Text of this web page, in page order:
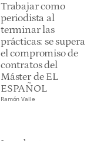
Trabajar como
periodista al
terminar las
prácticas: se supera
el compromiso de
contratos del
Máster de EL
ESPAÑOL
Ramón Valle